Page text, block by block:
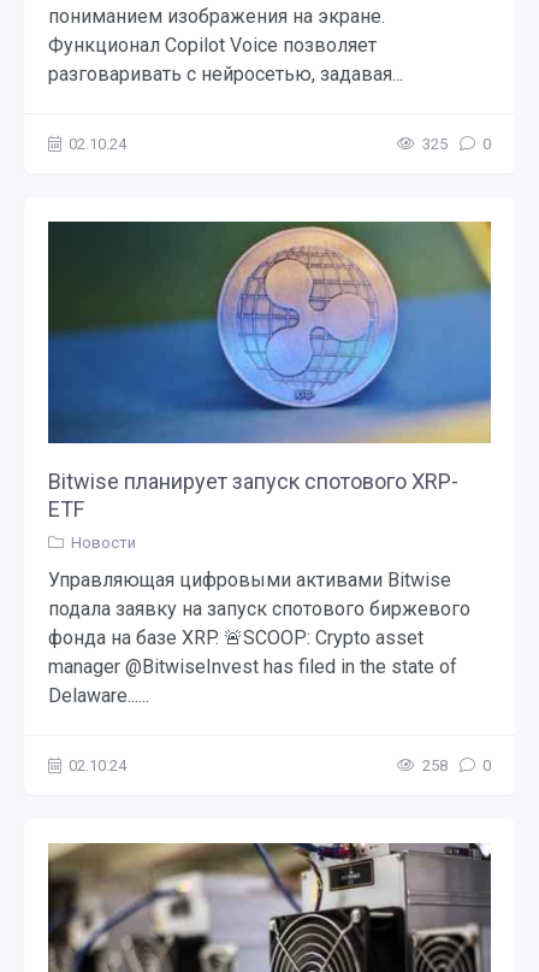
пониманием изображения на экране.
Функционал Copilot Voice позволяет
разговаривать с нейросетью, задавая...
02.10.24 325 0
Bitwise планирует запуск спотового XRP-
ETF
Новости
Управляющая цифровыми активами Bitwise
подала заявку на запуск спотового биржевого
фонда на базе XRP. 🚨SCOOP: Crypto asset
manager @BitwiseInvest has filed in the state of
Delaware......
02.10.24 258 0